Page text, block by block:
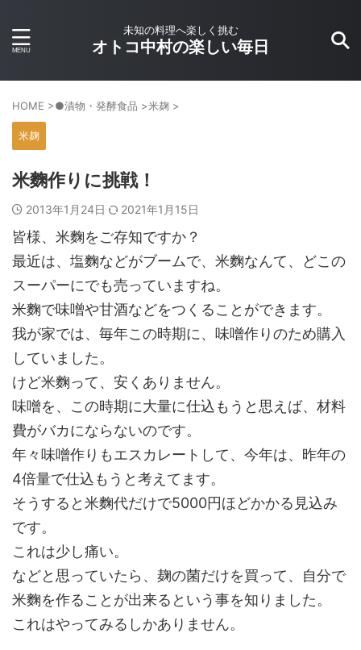
未知の料理へ楽しく挑む
オトコ中村の楽しい毎日
HOME >●漬物・発酵食品 >米麹 >
米麹
米麴作りに挑戦！
2013年1月24日 2021年1月15日
皆様、米麴をご存知ですか？
最近は、塩麴などがブームで、米麴なんて、どこの
スーパーにでも売っていますね。
米麴で味噌や甘酒などをつくることができます。
我が家では、毎年この時期に、味噌作りのため購入
していました。
けど米麴って、安くありません。
味噌を、この時期に大量に仕込もうと思えば、材料
費がバカにならないのです。
年々味噌作りもエスカレートして、今年は、昨年の
4倍量で仕込もうと考えてます。
そうすると米麴代だけで5000円ほどかかる見込み
です。
これは少し痛い。
などと思っていたら、麹の菌だけを買って、自分で
米麴を作ることが出来るという事を知りました。
これはやってみるしかありません。